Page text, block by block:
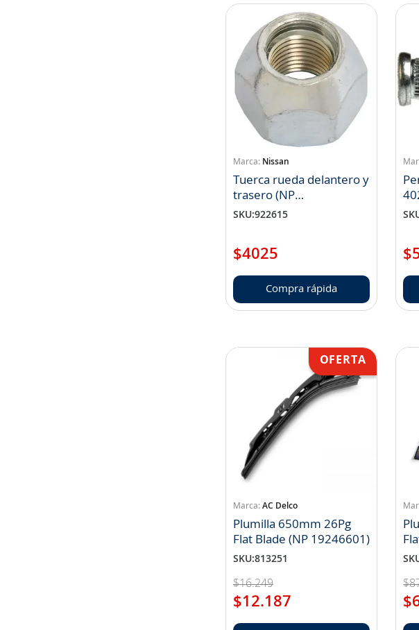
Nissan
Tuerca rueda delantero y
trasero (NP
40224ZE73A)
SKU:922615
$4025
Compra rápida
$
AC Delco
Plumilla 650mm 26Pg
Flat Blade (NP 19246601)
SKU:813251
$16.249
$12.187
$
$